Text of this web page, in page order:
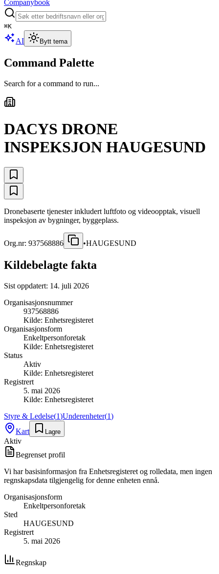
Companybook
⌘K
AI Bytt tema
Command Palette
Search for a command to run...
DACYS DRONE
INSPEKSJON HAUGESUND
Dronebaserte tjenester inkludert luftfoto og videoopptak, visuell
inspeksjon av bygninger, byggeplass.
Org.nr: 937568886 •HAUGESUND
Kildebelagte fakta
Sist oppdatert: 14. juli 2026
Organisasjonsnummer
937568886
Kilde: Enhetsregisteret
Organisasjonsform
Enkeltpersonforetak
Kilde: Enhetsregisteret
Status
Aktiv
Kilde: Enhetsregisteret
Registrert
5. mai 2026
Kilde: Enhetsregisteret
Styre & Ledelse(1)Underenheter(1)
Kart
Lagre
Aktiv
Begrenset profil
Vi har basisinformasjon fra Enhetsregisteret og rolledata, men ingen
regnskapsdata tilgjengelig for denne enheten ennå.
Organisasjonsform
Enkeltpersonforetak
Sted
HAUGESUND
Registrert
5. mai 2026
Regnskap